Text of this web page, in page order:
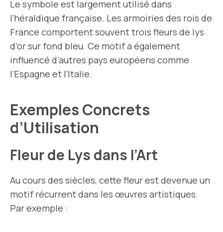
Le symbole est largement utilisé dans
l’héraldique française. Les armoiries des rois de
France comportent souvent trois fleurs de lys
d’or sur fond bleu. Ce motif a également
influencé d’autres pays européens comme
l’Espagne et l’Italie.
Exemples Concrets
d’Utilisation
Fleur de Lys dans l’Art
Au cours des siècles, cette fleur est devenue un
motif récurrent dans les œuvres artistiques.
Par exemple :